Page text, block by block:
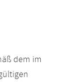
dem im